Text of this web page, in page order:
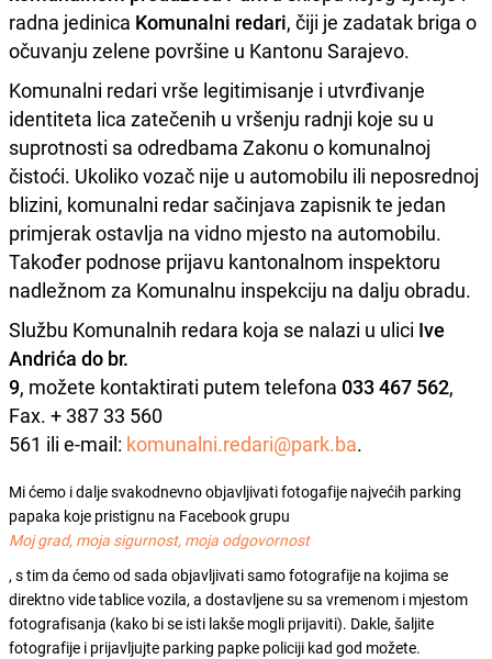
radna jedinica Komunalni redari, čiji je zadatak briga o
očuvanju zelene površine u Kantonu Sarajevo.
Komunalni redari vrše legitimisanje i utvrđivanje
identiteta lica zatečenih u vršenju radnji koje su u
suprotnosti sa odredbama Zakonu o komunalnoj
čistoći. Ukoliko vozač nije u automobilu ili neposrednoj
blizini, komunalni redar sačinjava zapisnik te jedan
primjerak ostavlja na vidno mjesto na automobilu.
Također podnose prijavu kantonalnom inspektoru
nadležnom za Komunalnu inspekciju na dalju obradu.
Službu Komunalnih redara koja se nalazi u ulici Ive
Andrića do br.
9, možete kontaktirati putem telefona 033 467 562,
Fax. + 387 33 560
561 ili e-mail: komunalni.redari@park.ba.
Mi ćemo i dalje svakodnevno objavljivati fotogafije najvećih parking
papaka koje pristignu na Facebook grupu
Moj grad, moja sigurnost, moja odgovornost
, s tim da ćemo od sada objavljivati samo fotografije na kojima se
direktno vide tablice vozila, a dostavljene su sa vremenom i mjestom
fotografisanja (kako bi se isti lakše mogli prijaviti). Dakle, šaljite
fotografije i prijavljujte parking papke policiji kad god možete.